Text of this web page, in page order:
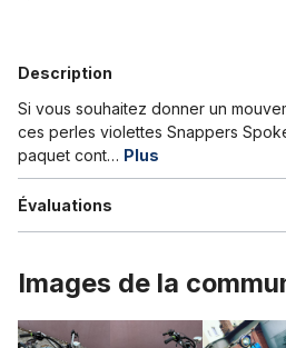
Description
Si vous souhaitez donner un
ces perles violettes Snappers
paquet cont… Plus
Évaluations
Images de la